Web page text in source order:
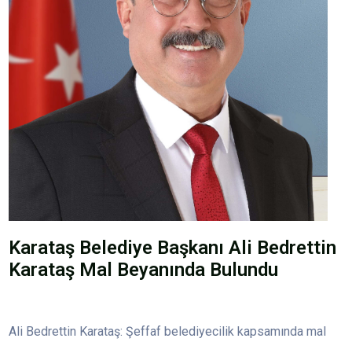
Karataş Belediye Başkanı Ali Bedrettin
Karataş Mal Beyanında Bulundu
Ali Bedrettin Karataş: Şeffaf belediyecilik kapsamında mal